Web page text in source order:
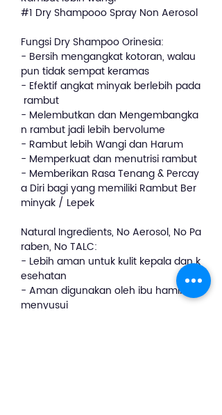
#1 Dry Shampooo Spray Non Aerosol
Fungsi Dry Shampoo Orinesia:
- Bersih mengangkat kotoran, walau
pun tidak sempat keramas
- Efektif angkat minyak berlebih pada
rambut
- Melembutkan dan Mengembangka
n rambut jadi lebih bervolume
- Rambut lebih Wangi dan Harum
- Memperkuat dan menutrisi rambut
- Memberikan Rasa Tenang & Percay
a Diri bagi yang memiliki Rambut Ber
minyak / Lepek
Natural Ingredients, No Aerosol, No Pa
raben, No TALC:
- Lebih aman untuk kulit kepala dan k
esehatan
- Aman digunakan oleh ibu hamil &
menyusui